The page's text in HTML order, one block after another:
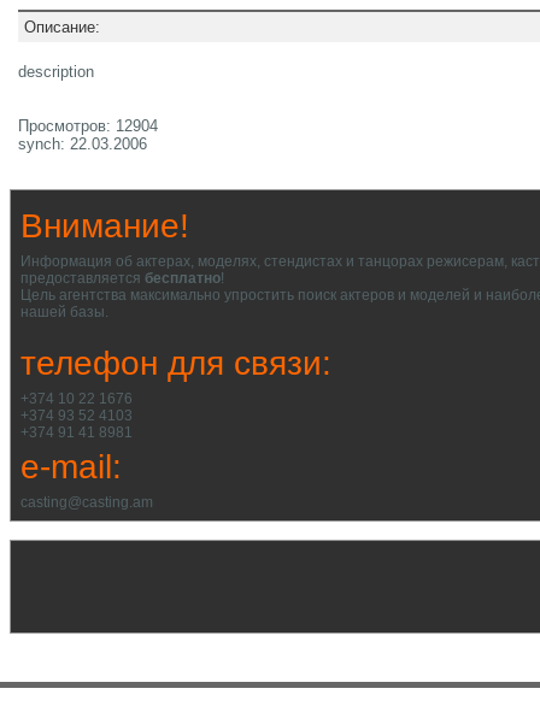
Описание:
description
Просмотров: 12904
synch: 22.03.2006
Внимание!
Информация об актерах, моделях, стендистах и танцорах режисерам,
предоставляется бесплатно!
Цель агентства максимально упростить поиск актеров и моделей и
нашей базы.
телефон для связи:
+374 10 22 1676
+374 93 52 4103
+374 91 41 8981
e-mail:
casting@casting.am